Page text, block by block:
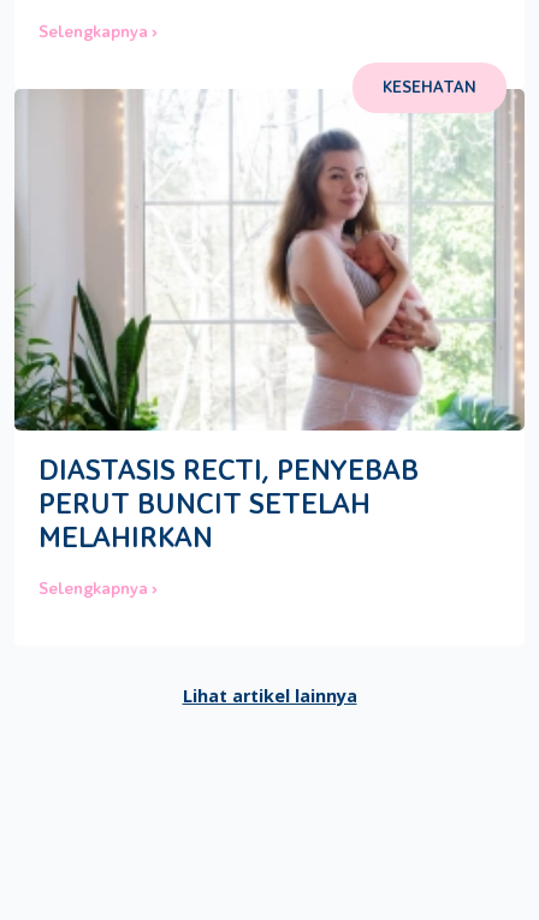
Selengkapnya ›
KESEHATAN
DIASTASIS RECTI, PENYEBAB
PERUT BUNCIT SETELAH
MELAHIRKAN
Selengkapnya ›
Lihat artikel lainnya